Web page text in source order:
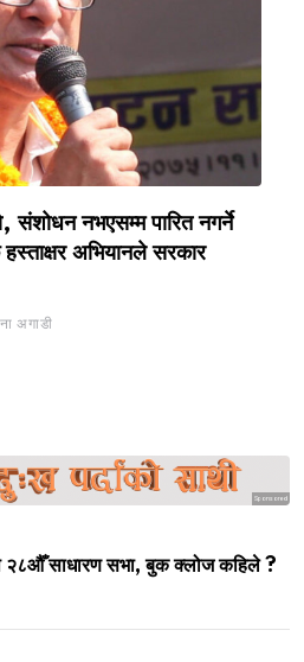
संशोधन नभएसम्म पारित नगर्ने
अभियानले सरकार
अगाडी
Sponsored
२८औँ साधारण सभा, बुक क्लोज कहिले ?